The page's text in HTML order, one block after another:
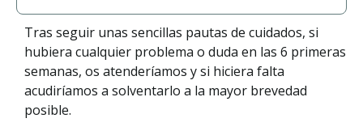
Tras seguir unas sencillas pautas de cuidados, si
hubiera cualquier problema o duda en las 6 primeras
semanas, os atenderíamos y si hiciera falta
acudiríamos a solventarlo a la mayor brevedad
posible.